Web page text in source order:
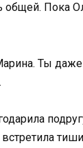
общей. Пока
Ты